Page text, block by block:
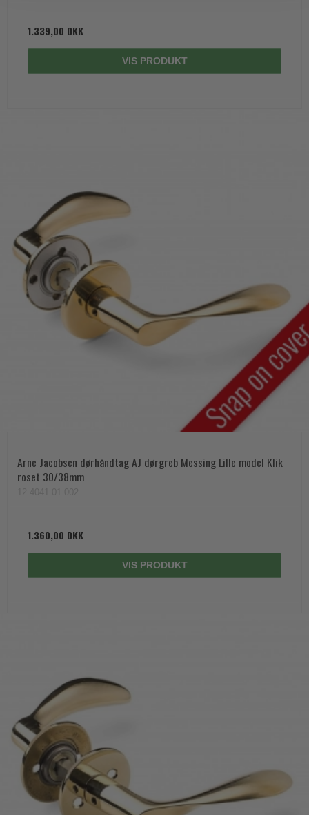
1.339,00 DKK
VIS PRODUKT
Arne Jacobsen dørhåndtag AJ dørgreb Messing Lille model Klik
roset 30/38mm
1.360,00 DKK
VIS PRODUKT